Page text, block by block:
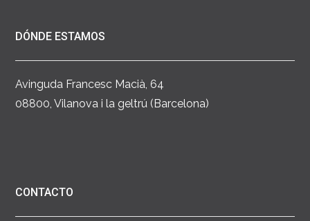
DÓNDE ESTAMOS
Avinguda Francesc Macià, 64
08800, Vilanova i la geltrú (Barcelona)
CONTACTO